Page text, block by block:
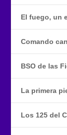
El fuego, un
Comando
BSO de las
La primera
Los 125 del